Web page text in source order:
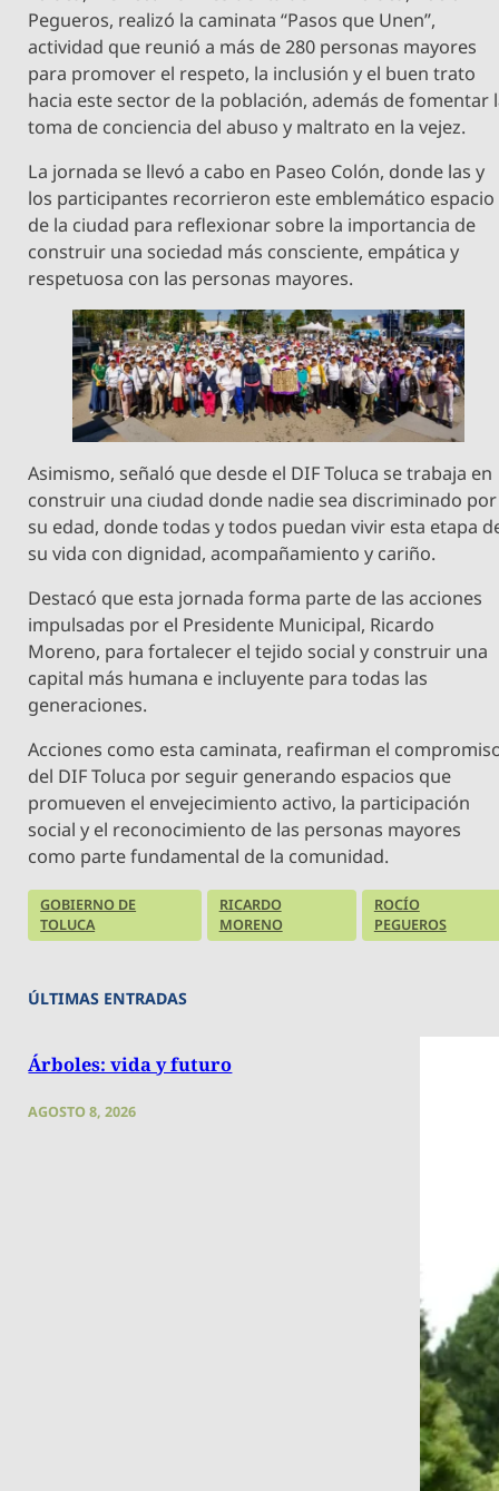
Pegueros, realizó la caminata “Pasos que Unen”,
actividad que reunió a más de 280 personas mayores
para promover el respeto, la inclusión y el buen trato
hacia este sector de la población, además de fomentar
toma de conciencia del abuso y maltrato en la vejez.
La jornada se llevó a cabo en Paseo Colón, donde las y
los participantes recorrieron este emblemático espacio
de la ciudad para reflexionar sobre la importancia de
construir una sociedad más consciente, empática y
respetuosa con las personas mayores.
Asimismo, señaló que desde el DIF Toluca se trabaja en
construir una ciudad donde nadie sea discriminado por
su edad, donde todas y todos puedan vivir esta etapa
su vida con dignidad, acompañamiento y cariño.
Destacó que esta jornada forma parte de las acciones
impulsadas por el Presidente Municipal, Ricardo
Moreno, para fortalecer el tejido social y construir una
capital más humana e incluyente para todas las
generaciones.
Acciones como esta caminata, reafirman el
del DIF Toluca por seguir generando espacios que
promueven el envejecimiento activo, la participación
social y el reconocimiento de las personas mayores
como parte fundamental de la comunidad.
GOBIERNO DE
TOLUCA
RICARDO
MORENO
ROCÍO
PEGUEROS
ÚLTIMAS ENTRADAS
Árboles: vida y futuro
AGOSTO 8, 2026